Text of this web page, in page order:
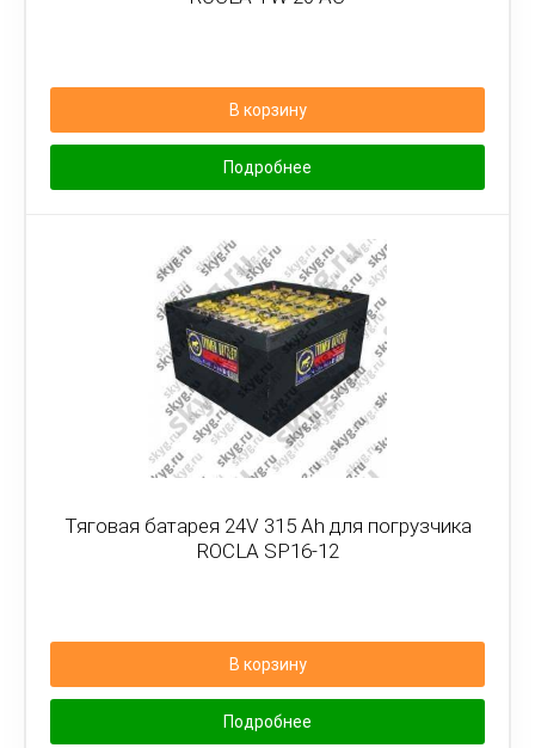
В корзину
Подробнее
Тяговая батарея 24V 315 Ah для погрузчика
ROCLA SP16-12
В корзину
Подробнее